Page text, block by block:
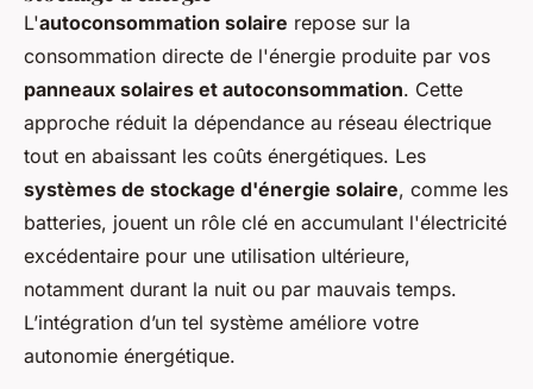
L'autoconsommation solaire repose sur la
consommation directe de l'énergie produite par vos
panneaux solaires et autoconsommation. Cette
approche réduit la dépendance au réseau électrique
tout en abaissant les coûts énergétiques. Les
systèmes de stockage d'énergie solaire, comme les
batteries, jouent un rôle clé en accumulant l'électricité
excédentaire pour une utilisation ultérieure,
notamment durant la nuit ou par mauvais temps.
L’intégration d’un tel système améliore votre
autonomie énergétique.